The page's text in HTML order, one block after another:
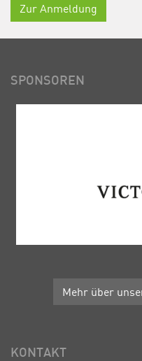
Zur Anmeldung
SPONSOREN
Mehr über
KONTAKT